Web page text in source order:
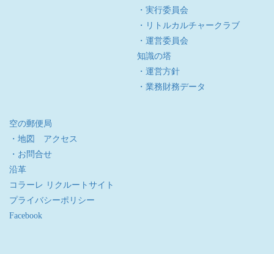
・実行委員会
・リトルカルチャークラブ
・運営委員会
知識の塔
・運営方針
・業務財務データ
空の郵便局
・地図 アクセス
・お問合せ
沿革
コラーレ リクルートサイト
プライバシーポリシー
Facebook